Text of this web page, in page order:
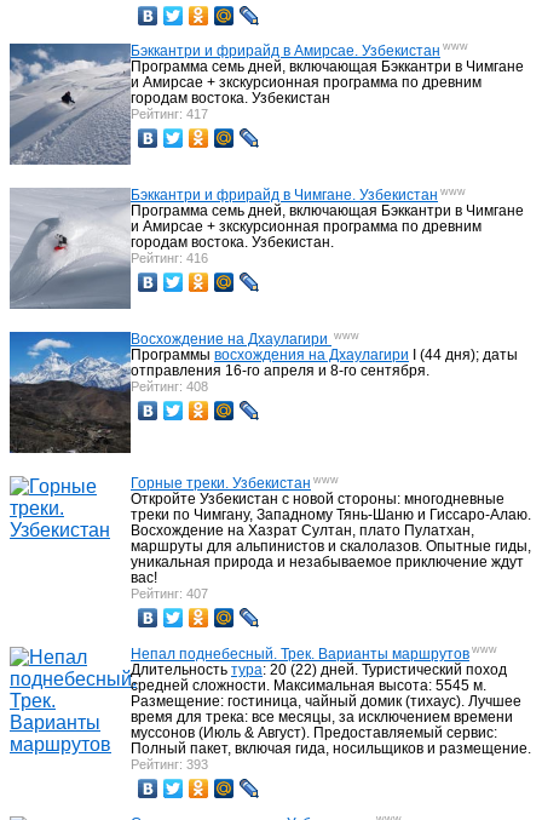
Бэккантри и фрирайд в Амирсае. Узбекистан www
Программа семь дней, включающая Бэккантри в Чимгане
и Амирсае + зкскурсионная программа по древним
городам востока. Узбекистан
Рейтинг: 417
Бэккантри и фрирайд в Чимгане. Узбекистан www
Программа семь дней, включающая Бэккантри в Чимгане
и Амирсае + зкскурсионная программа по древним
городам востока. Узбекистан.
Рейтинг: 416
Восхождение на Дхаулагири www
Программы восхождения на Дхаулагири I (44 дня); даты
отправления 16-го апреля и 8-гo сентября.
Рейтинг: 408
Горные треки. Узбекистан www
Откройте Узбекистан с новой стороны: многодневные
треки по Чимгану, Западному Тянь-Шаню и Гиссаро-Алаю.
Восхождение на Хазрат Султан, плато Пулатхан,
маршруты для альпинистов и скалолазов. Опытные гиды,
уникальная природа и незабываемое приключение ждут
вас!
Рейтинг: 407
Непал поднебесный. Трек. Варианты маршрутов www
Длительность тура: 20 (22) дней. Туристический поход
средней сложности. Максимальная высота: 5545 м.
Размещение: гостиница, чайный домик (тихаус). Лучшее
время для трека: все месяцы, за исключением времени
муссонов (Июль & Август). Предоставляемый сервис:
Полный пакет, включая гида, носильщиков и размещение.
Рейтинг: 393